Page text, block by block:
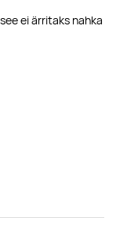
ei ärritaks nahka